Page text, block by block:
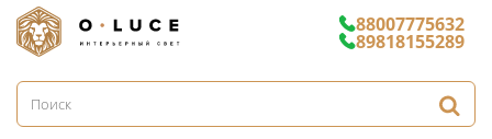
88007775632
89818155289